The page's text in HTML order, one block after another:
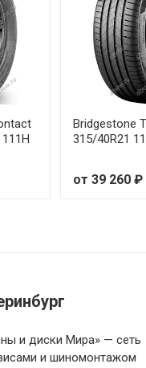
Bridgestone
315/40R21
от 39 260 ₽
и диски Мира» — сеть
и шиномонтажом